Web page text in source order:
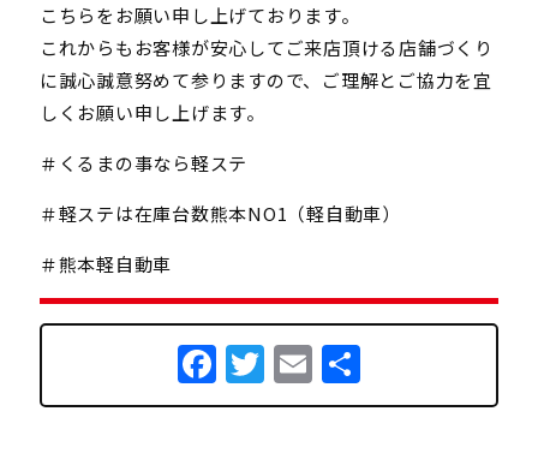
こちらをお願い申し上げております。
これからもお客様が安心してご来店頂ける店舗づくり
に誠心誠意努めて参りますので、ご理解とご協力を宜
しくお願い申し上げます。
＃くるまの事なら軽ステ
＃軽ステは在庫台数熊本NO1（軽自動車）
＃熊本軽自動車
Facebook
TwitterEmail
有